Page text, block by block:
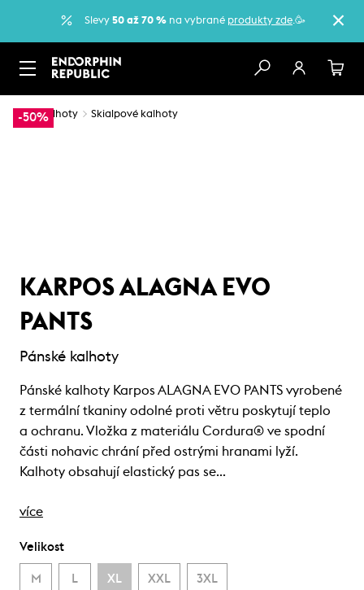
Slevy 50 až 70 % na vybrané produkty zde.🥳
-50%
… Kalhoty Skialpové kalhoty
KARPOS ALAGNA EVO
PANTS
Pánské kalhoty
Pánské kalhoty Karpos ALAGNA EVO PANTS vyrobené
z termální tkaniny odolné proti větru poskytují teplo
a ochranu. Vložka z materiálu Cordura® ve spodní
části nohavic chrání před ostrými hranami lyží.
Kalhoty obsahují elastický pas se…
více
Velikost
M L XL XXL 3XL